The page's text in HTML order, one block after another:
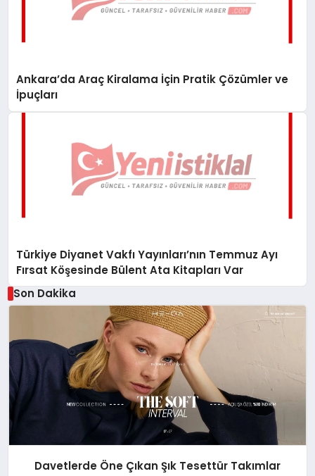
Ankara’da Araç Kiralama İçin Pratik Çözümler ve
İpuçları
Türkiye Diyanet Vakfı Yayınları’nın Temmuz Ayı
Fırsat Köşesinde Bülent Ata Kitapları Var
Son Dakika
Davetlerde Öne Çıkan Şık Tesettür Takımlar